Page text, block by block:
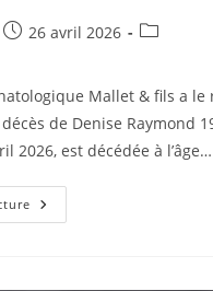
Publication
26 avril 2026
Post
Mallet & fils a le
de Denise Raymond
2026, est décédée à l’âge…
RAYMOND,
Denise